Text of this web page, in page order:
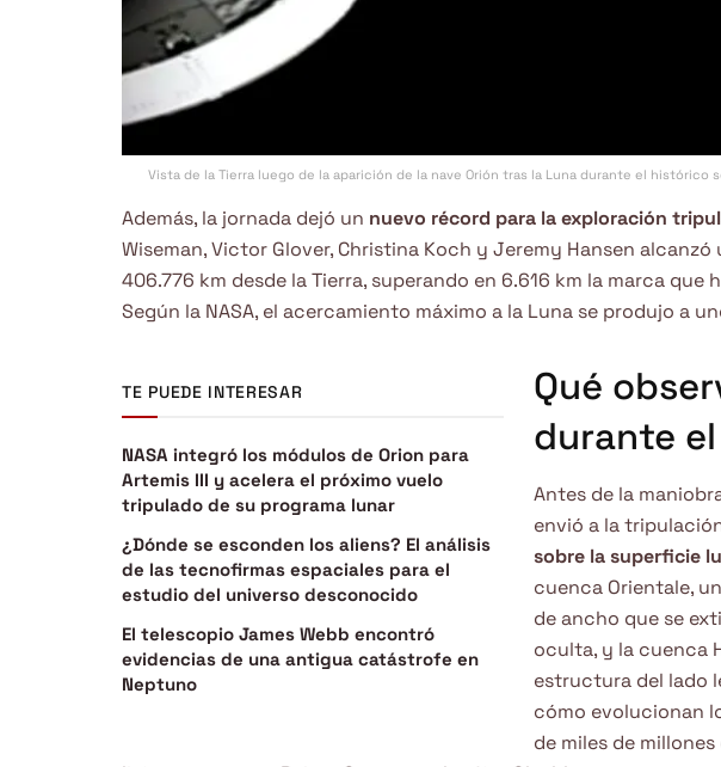
Vista de la Tierra luego de la aparición de la nave Orión tras la Luna durante el histórico
Además, la jornada dejó un nuevo récord para la exploración
Wiseman, Victor Glover, Christina Koch y Jeremy Hansen
406.776 km desde la Tierra, superando en 6.616 km la marca que
Según la NASA, el acercamiento máximo a la Luna se produjo a
TE PUEDE INTERESAR
NASA integró los módulos de Orion para
Artemis III y acelera el próximo vuelo
tripulado de su programa lunar
¿Dónde se esconden los aliens? El análisis
de las tecnofirmas espaciales para el
estudio del universo desconocido
El telescopio James Webb encontró
evidencias de una antigua catástrofe en
Neptuno
Qué
durante
Antes de la
envió a la
sobre la superficie
cuenca Orientale,
de ancho que se
oculta, y la cuenca
estructura del lado
cómo evolucionan
de miles de